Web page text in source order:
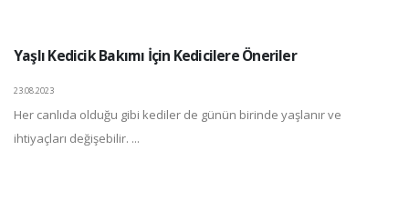
Yaşlı Kedicik Bakımı İçin Kedicilere Öneriler
23.08.2023
Her canlıda olduğu gibi kediler de günün birinde yaşlanır ve
ihtiyaçları değişebilir. ...